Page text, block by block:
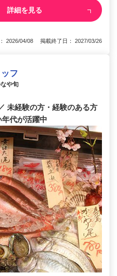
詳細を見る
2026/04/08 掲載終了日： 2027/03/26
フ
や旬
未経験の方・経験のある方
代が活躍中